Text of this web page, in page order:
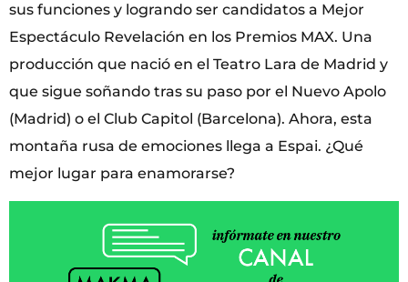
sus funciones y logrando ser candidatos a Mejor
Espectáculo Revelación en los Premios MAX. Una
producción que nació en el Teatro Lara de Madrid y
que sigue soñando tras su paso por el Nuevo Apolo
(Madrid) o el Club Capitol (Barcelona). Ahora, esta
montaña rusa de emociones llega a Espai. ¿Qué
mejor lugar para enamorarse?